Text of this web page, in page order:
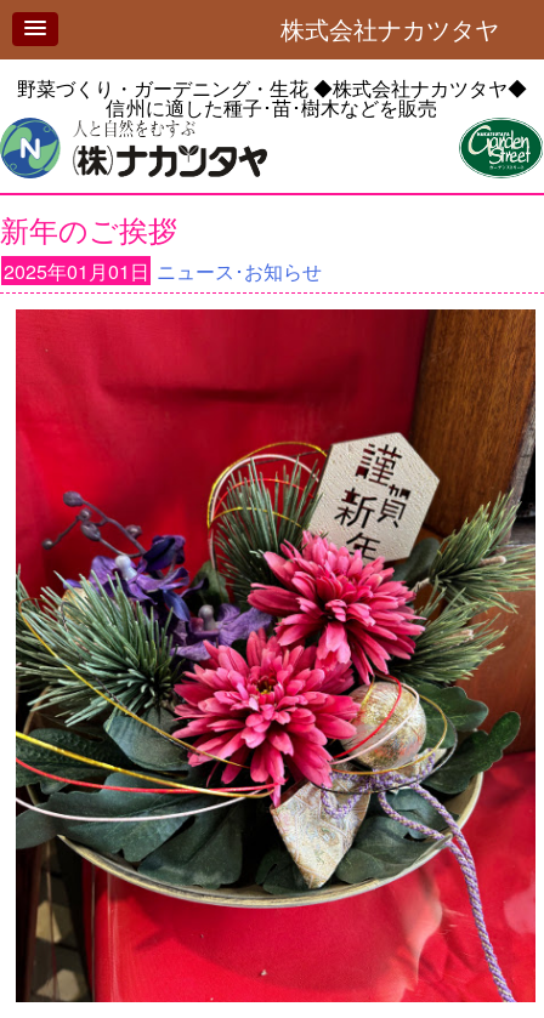
株式会社ナカツタヤ
野菜づくり・ガーデニング・生花◆株式会社ナカツタヤ◆
信州に適した種子･苗･樹木などを販売
新年のご挨拶
2025年01月01日 ニュース･お知らせ